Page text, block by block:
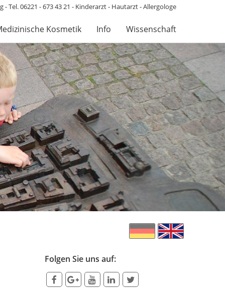
- Tel. 06221 - 673 43 21 - Kinderarzt - Hautarzt - Allergologe
Kosmetik Info Wissenschaft
Folgen Sie uns auf: